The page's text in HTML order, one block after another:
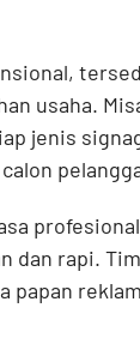
usaha.
jenis
dan rapi.
papan